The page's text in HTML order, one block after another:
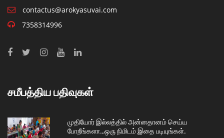
contactus@arokyasuvai.com
7358314996
சமீபத்திய பதிவுகள்
முதியோர் இல்லத்தில் அன்னதானம் செய்ய
போறீங்களா…ஒரு நிமிடம் இதை படியுங்கள்.